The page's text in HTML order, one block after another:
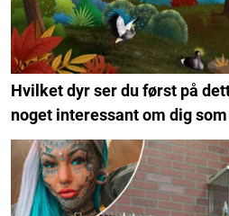
Hvilket dyr ser du først på
noget interessant om dig